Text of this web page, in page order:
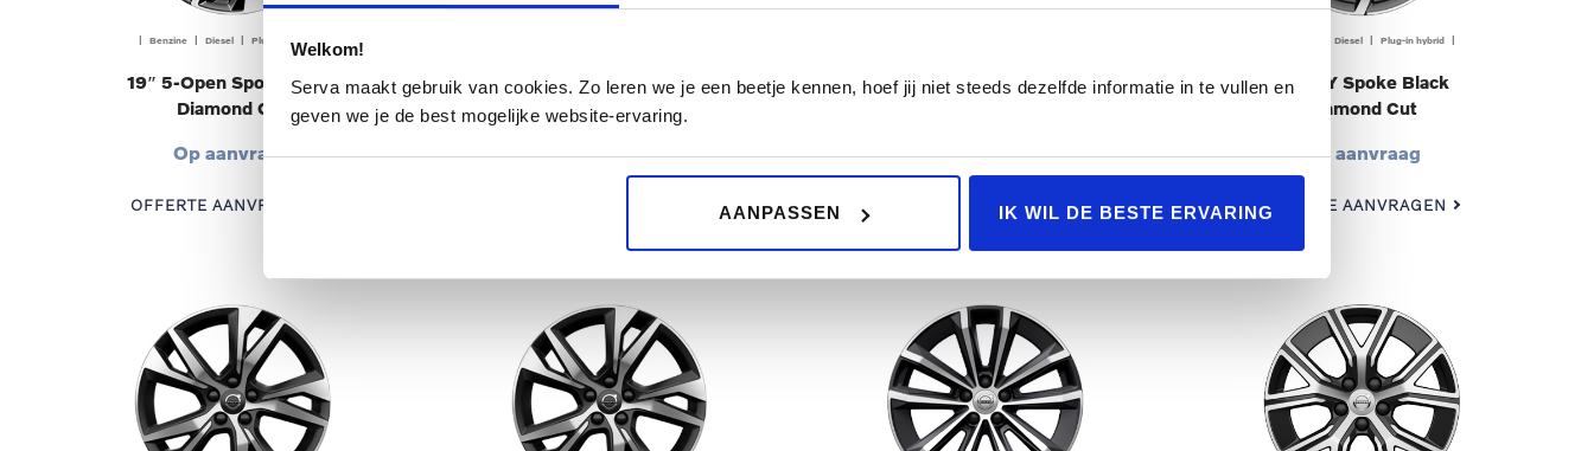
Welkom!
Serva maakt gebruik van cookies. Zo leren we je een beetje kennen, hoef jij niet steeds dezelfde informatie in te vullen en
geven we je de best mogelijke website-ervaring.
AANPASSEN IK WIL DE BESTE ERVARING
| Benzine | Diesel | Plug-in hybrid |
19″ 5-Open Spoke Black
Diamond Cut
Op aanvraag
OFFERTE AANVRAGEN
18″ 10-Multi Spoke Black
Diamond Cut
€ 2.100,00
18″ 5-Multi Spoke Black
€ 2.100,00
OFFERTE AANVRAGEN
| Benzine | Diesel | Plug-in hybrid |
18″ 5-Y Spoke Black
Diamond Cut
Op aanvraag
OFFERTE AANVRAGEN